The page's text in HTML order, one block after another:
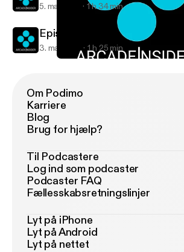
5. maj 2016 1 h 34 min
Episode 33: Nintendo NX
3. maj 2016 1 h 25 min
Om Podimo
Karriere
Blog
Brug for hjælp?
Til Podcastere
Log ind som podcaster
Podcaster FAQ
Fællesskabsretningslinjer
Lyt på iPhone
Lyt på Android
Lyt på nettet